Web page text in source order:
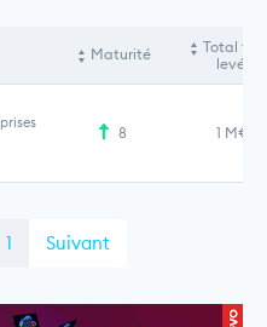
Maturité
Total
levés
8 1 M€
1 Suivant